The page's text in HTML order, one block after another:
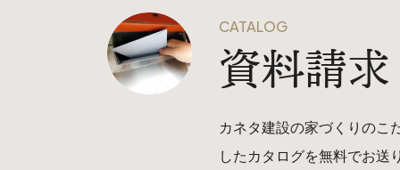
CATALOG
資料請求
カネタ建設の家づくりのこ
したカタログを無料でお送